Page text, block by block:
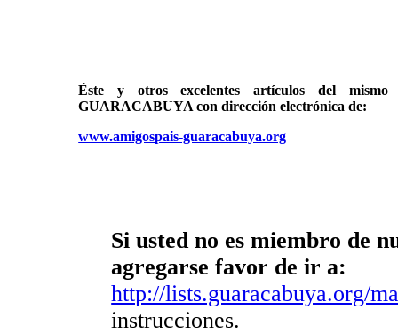
Éste y otros excelentes artículos del
GUARACABUYA con dirección electrónica de:
www.amigospais-guaracabuya.org
Si usted no es miembro de
agregarse favor de ir a:
http://lists.guaracabuya.org/
instrucciones.